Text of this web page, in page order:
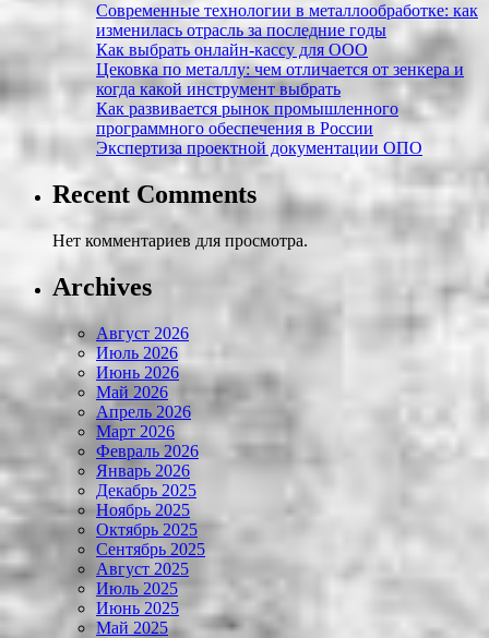
Современные технологии в металлообработке: как
изменилась отрасль за последние годы
Как выбрать онлайн-кассу для ООО
Цековка по металлу: чем отличается от зенкера и
когда какой инструмент выбрать
Как развивается рынок промышленного
программного обеспечения в России
Экспертиза проектной документации ОПО
Recent Comments
Нет комментариев для просмотра.
Archives
Август 2026
Июль 2026
Июнь 2026
Май 2026
Апрель 2026
Март 2026
Февраль 2026
Январь 2026
Декабрь 2025
Ноябрь 2025
Октябрь 2025
Сентябрь 2025
Август 2025
Июль 2025
Июнь 2025
Май 2025